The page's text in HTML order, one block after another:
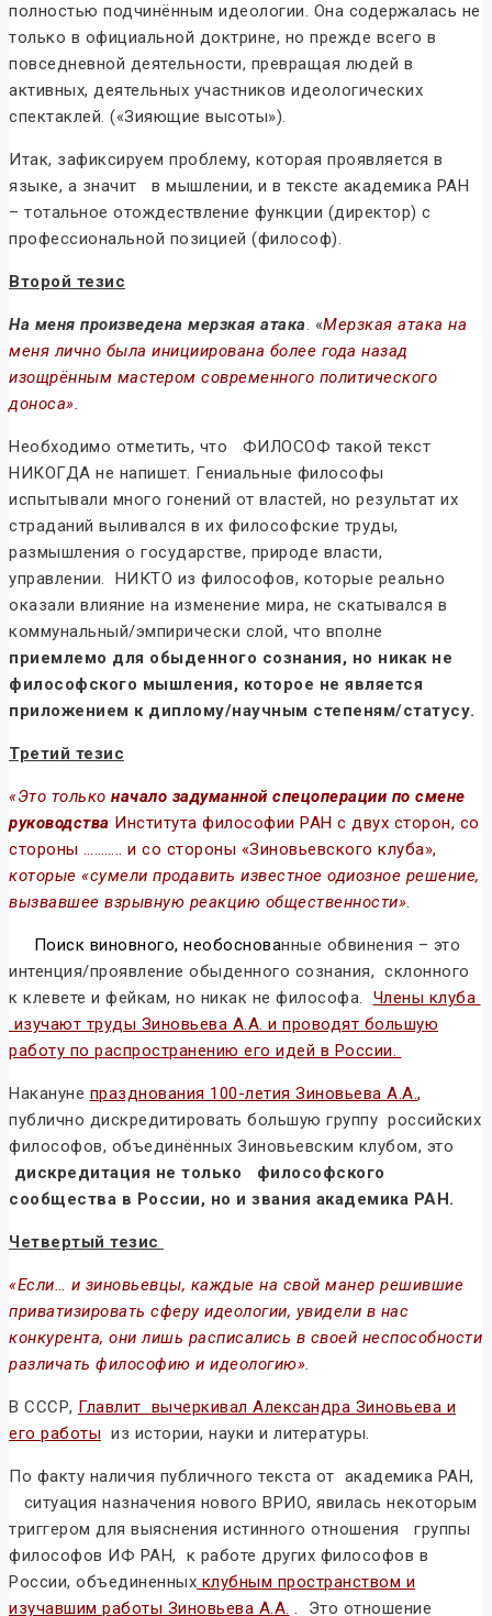
полностью подчинённым идеологии. Она содержалась не
только в официальной доктрине, но прежде всего в
повседневной деятельности, превращая людей в
активных, деятельных участников идеологических
спектаклей. («Зияющие высоты»).
Итак, зафиксируем проблему, которая проявляется в
языке, а значит в мышлении, и в тексте академика РАН
– тотальное отождествление функции (директор) с
профессиональной позицией (философ).
Второй тезис
На меня произведена мерзкая атака. «Мерзкая атака на
меня лично была инициирована более года назад
изощрённым мастером современного политического
доноса».
Необходимо отметить, что ФИЛОСОФ такой текст
НИКОГДА не напишет. Гениальные философы
испытывали много гонений от властей, но результат их
страданий выливался в их философские труды,
размышления о государстве, природе власти,
управлении. НИКТО из философов, которые реально
оказали влияние на изменение мира, не скатывался в
коммунальный/эмпирически слой, что вполне
приемлемо для обыденного сознания, но никак не
философского мышления, которое не является
приложением к диплому/научным степеням/статусу.
Третий тезис
«Это только начало задуманной спецоперации по смене
руководства Института философии РАН с двух сторон, со
стороны ……….. и со стороны «Зиновьевского клуба»,
которые «сумели продавить известное одиозное решение,
вызвавшее взрывную реакцию общественности».
Поиск виновного, необоснованные обвинения – это
интенция/проявление обыденного сознания, склонного
к клевете и фейкам, но никак не философа. Члены клуба
изучают труды Зиновьева А.А. и проводят большую
работу по распространению его идей в России.
Накануне празднования 100-летия Зиновьева А.А.,
публично дискредитировать большую группу российских
философов, объединённых Зиновьевским клубом, это
дискредитация не только философского
сообщества в России, но и звания академика РАН.
Четвертый тезис
«Если… и зиновьевцы, каждые на свой манер решившие
приватизировать сферу идеологии, увидели в нас
конкурента, они лишь расписались в своей неспособности
различать философию и идеологию».
В СССР, Главлит вычеркивал Александра Зиновьева и
его работы из истории, науки и литературы.
По факту наличия публичного текста от академика РАН,
ситуация назначения нового ВРИО, явилась некоторым
триггером для выяснения истинного отношения группы
философов ИФ РАН, к работе других философов в
России, объединенных клубным пространством и
изучавшим работы Зиновьева А.А. . Это отношение